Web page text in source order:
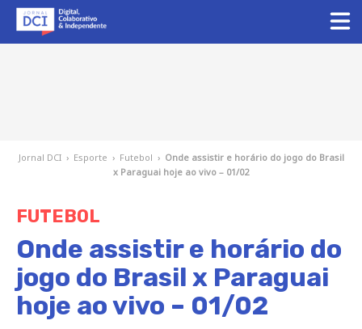
Jornal DCI › Esporte › Futebol › Onde assistir e horário do jogo do Brasil
x Paraguai hoje ao vivo – 01/02
FUTEBOL
Onde assistir e horário do
jogo do Brasil x Paraguai
hoje ao vivo – 01/02